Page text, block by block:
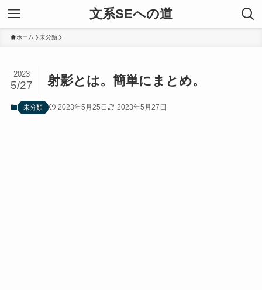
文系SEへの道
ホーム 未分類
射影とは。簡単にまとめ。
2023
5/27
未分類 2023年5月25日 2023年5月27日